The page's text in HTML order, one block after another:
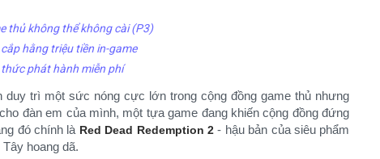
thủ không thể không cài (P3)
hằng triệu tiền in-game
phát hành miễn phí
duy trì một sức nóng cực lớn trong cộng đồng game thủ nhưng
đàn em của mình, một tựa game đang khiến cộng đồng đứng
đó chính là Red Dead Redemption 2- hậu bản của siêu phẩm
hoang dã.​